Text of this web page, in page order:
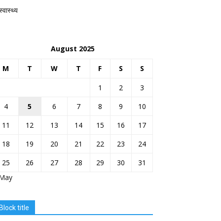
August 2025
M T W T F S S
1 2
3
4
5 6 7 8 9
10
11
12 13 14 15 16
17
18
19 20 21 22 23
24
25
26 27 28 29 30
31
title